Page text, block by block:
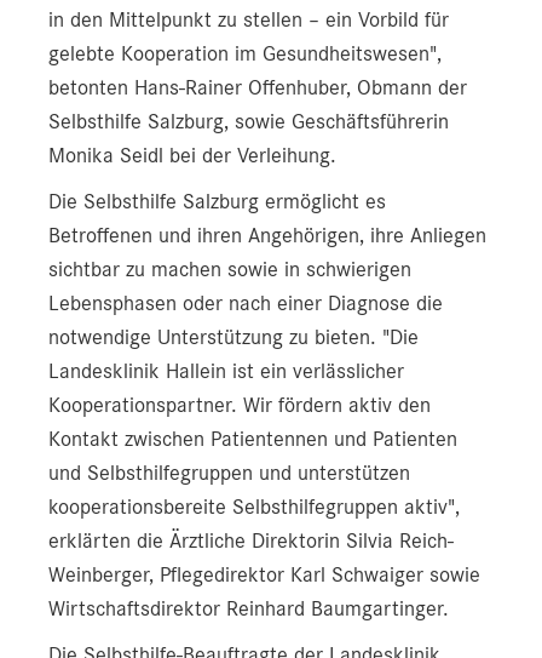
in den Mittelpunkt zu stellen – ein Vorbild für
gelebte Kooperation im Gesundheitswesen",
betonten Hans-Rainer Offenhuber, Obmann der
Selbsthilfe Salzburg, sowie Geschäftsführerin
Monika Seidl bei der Verleihung.
Die Selbsthilfe Salzburg ermöglicht es
Betroffenen und ihren Angehörigen, ihre Anliegen
sichtbar zu machen sowie in schwierigen
Lebensphasen oder nach einer Diagnose die
notwendige Unterstützung zu bieten. "Die
Landesklinik Hallein ist ein verlässlicher
Kooperationspartner. Wir fördern aktiv den
Kontakt zwischen Patientennen und Patienten
und Selbsthilfegruppen und unterstützen
kooperationsbereite Selbsthilfegruppen aktiv",
erklärten die Ärztliche Direktorin Silvia Reich-
Weinberger, Pflegedirektor Karl Schwaiger sowie
Wirtschaftsdirektor Reinhard Baumgartinger.